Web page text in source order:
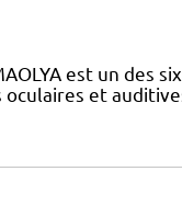
est un des
oculaires et